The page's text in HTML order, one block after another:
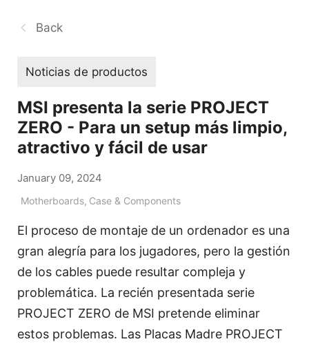
Back
Noticias de productos
MSI presenta la serie PROJECT
ZERO - Para un setup más limpio,
atractivo y fácil de usar
January 09, 2024
Motherboards, Case & Components
El proceso de montaje de un ordenador es una
gran alegría para los jugadores, pero la gestión
de los cables puede resultar compleja y
problemática. La recién presentada serie
PROJECT ZERO de MSI pretende eliminar
estos problemas. Las Placas Madre PROJECT